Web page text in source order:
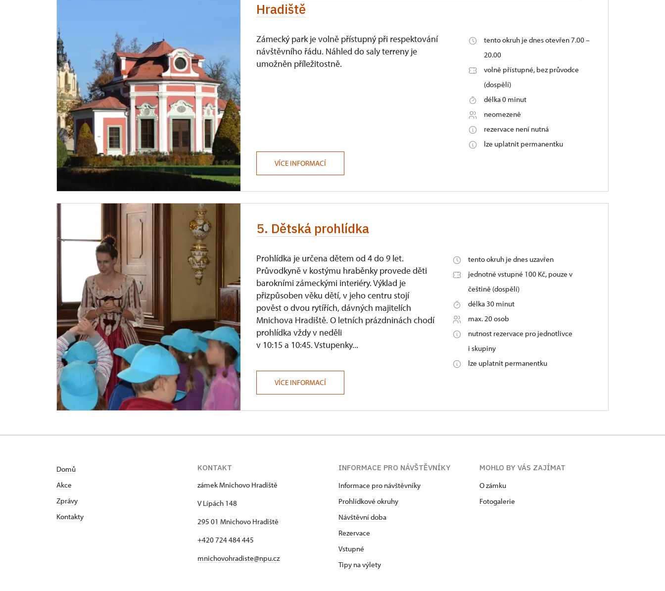
Hradiště
Zámecký park je volně přístupný při respektování
návštěvního řádu. Náhled do saly terreny je
umožněn příležitostně.
tento okruh je dnes otevřen 7.00 –
20.00
volně přístupné, bez průvodce
(dospělí)
délka 0 minut
neomezeně
rezervace není nutná
lze uplatnit permanentku
VÍCE INFORMACÍ
5. Dětská prohlídka
Prohlídka je určena dětem od 4 do 9 let.
Průvodkyně v kostýmu hraběnky provede děti
barokními zámeckými interiéry. Výklad je
přizpůsoben věku dětí, v jeho centru stojí
pověst o dvou rytířích, dávných majitelích
Mnichova Hradiště. O letních prázdninách chodí
prohlídka vždy v neděli
v 10:15 a 10:45. Vstupenky...
tento okruh je dnes uzavřen
jednotné vstupné 100 Kč, pouze v
češtině (dospělí)
délka 30 minut
max. 20 osob
nutnost rezervace pro jednotlivce
i skupiny
lze uplatnit permanentku
VÍCE INFORMACÍ
Domů
Akce
Zprávy
Kontakty
KONTAKT
zámek Mnichovo Hradiště
V Lípách 148
295 01 Mnichovo Hradiště
+420 724 484 445
mnichovohradiste@npu.cz
INFORMACE PRO NÁVŠTĚVNÍKY
Informace pro návštěvníky
Prohlídkové okruhy
Návštěvní doba
Rezervace
Vstupné
Tipy na výlety
MOHLO BY VÁS ZAJÍMAT
O zámku
Fotogalerie